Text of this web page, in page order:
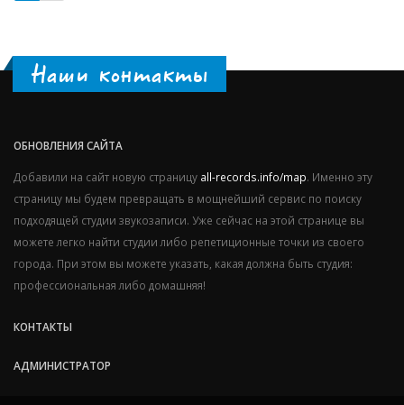
Наши контакты
ОБНОВЛЕНИЯ САЙТА
Добавили на сайт новую страницу all-records.info/map. Именно эту
страницу мы будем превращать в мощнейший сервис по поиску
подходящей студии звукозаписи. Уже сейчас на этой странице вы
можете легко найти студии либо репетиционные точки из своего
города. При этом вы можете указать, какая должна быть студия:
профессиональная либо домашняя!
КОНТАКТЫ
АДМИНИСТРАТОР